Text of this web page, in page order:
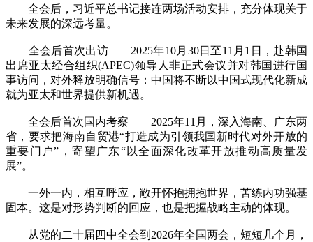
全会后，习近平总书记接连两场活动安排，充分体现关于
未来发展的深远考量。
全会后首次出访——2025年10月30日至11月1日，赴韩国
出席亚太经合组织(APEC)领导人非正式会议并对韩国进行国
事访问，对外释放明确信号：中国将不断以中国式现代化新成
就为亚太和世界提供新机遇。
全会后首次国内考察——2025年11月，深入海南、广东两
省，要求把海南自贸港“打造成为引领我国新时代对外开放的
重要门户”，寄望广东“以全面深化改革开放推动高质量发
展”。
一外一内，相互呼应，敞开怀抱拥抱世界，苦练内功强基
固本。这是对形势判断的回应，也是把握战略主动的体现。
从党的二十届四中全会到2026年全国两会，短短几个月，